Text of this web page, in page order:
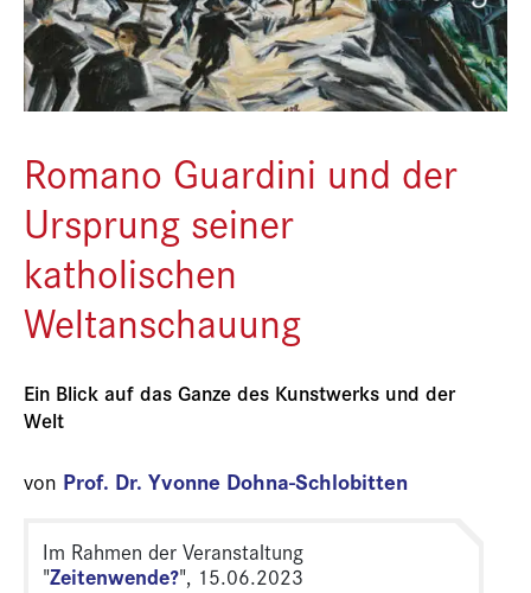
Romano Guardini und der
Ursprung seiner
katholischen
Weltanschauung
Ein Blick auf das Ganze des Kunstwerks und der
Welt
von Prof. Dr. Yvonne Dohna-Schlobitten
Im Rahmen der Veranstaltung
"Zeitenwende?", 15.06.2023